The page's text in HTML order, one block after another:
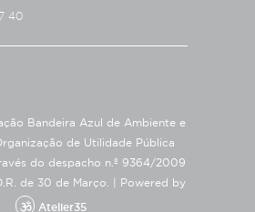
40
Bandeira Azul de Ambiente e
de Utilidade Pública
do despacho n.º 9364/2009
de 30 de Março. |
Powered by
Atelier35